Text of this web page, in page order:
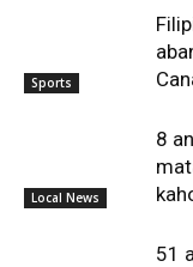
Sports
Local News
8
51